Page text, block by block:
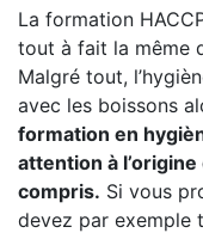
La formation
tout à fait la même
Malgré tout,
avec les boissons
formation en
attention à
compris. Si vous
devez par exemple